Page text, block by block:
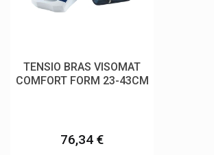
TENSIO BRAS VISOMAT
COMFORT FORM 23-43CM
76,34 €